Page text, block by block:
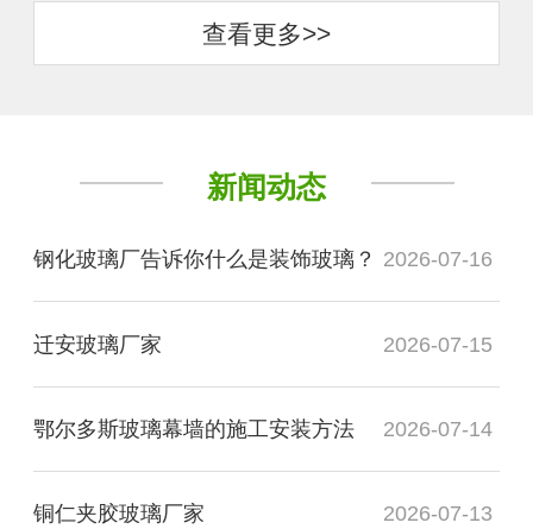
查看更多>>
新闻动态
钢化玻璃厂告诉你什么是装饰玻璃？ 2026-07-16
迁安玻璃厂家 2026-07-15
鄂尔多斯玻璃幕墙的施工安装方法 2026-07-14
铜仁夹胶玻璃厂家 2026-07-13